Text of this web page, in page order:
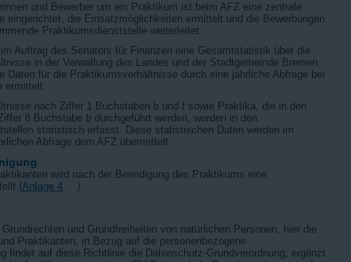
und Bewerber um ein Praktikum ist beim AFZ eine zentrale
eingerichtet, die Einsatzmöglichkeiten ermittelt und die Bewerbungen
Praktikumsdienststelle weiterleitet.
Auftrag des Senators für Finanzen eine Gesamtstatistik über die
in der Verwaltung des Landes und der Stadtgemeinde Bremen.
Daten für die Praktikumsverhältnisse durch eine jährliche Abfrage bei
ermittelt.
nach Ziffer 1 Buchstaben b und f sowie Praktika, die in den
8 Buchstabe b durchgeführt werden, werden in den
statistisch erfasst. Diese statistischen Daten werden im
Abfrage dem AFZ übermittelt.
wird nach der Beendigung des Praktikums eine
(Anlage 4 ).
und Grundfreiheiten von natürlichen Personen, hier die
Praktikanten, in Bezug auf die personenbezogene
findet auf diese Richtlinie die Datenschutz-Grundverordnung, ergänzt